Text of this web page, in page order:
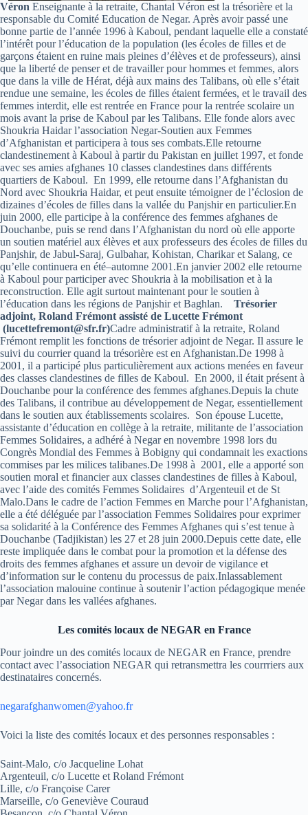
Véron Enseignante à la retraite, Chantal Véron est la trésorière et la
responsable du Comité Education de Negar. Après avoir passé une
bonne partie de l’année 1996 à Kaboul, pendant laquelle elle a constaté
l’intérêt pour l’éducation de la population (les écoles de filles et de
garçons étaient en ruine mais pleines d’élèves et de professeurs), ainsi
que la liberté de penser et de travailler pour hommes et femmes, alors
que dans la ville de Hérat, déjà aux mains des Talibans, où elle s’était
rendue une semaine, les écoles de filles étaient fermées, et le travail des
femmes interdit, elle est rentrée en France pour la rentrée scolaire un
mois avant la prise de Kaboul par les Talibans. Elle fonde alors avec
Shoukria Haidar l’association Negar-Soutien aux Femmes
d’Afghanistan et participera à tous ses combats.Elle retourne
clandestinement à Kaboul à partir du Pakistan en juillet 1997, et fonde
avec ses amies afghanes 10 classes clandestines dans différents
quartiers de Kaboul. En 1999, elle retourne dans l’Afghanistan du
Nord avec Shoukria Haidar, et peut ensuite témoigner de l’éclosion de
dizaines d’écoles de filles dans la vallée du Panjshir en particulier.En
juin 2000, elle participe à la conférence des femmes afghanes de
Douchanbe, puis se rend dans l’Afghanistan du nord où elle apporte
un soutien matériel aux élèves et aux professeurs des écoles de filles du
Panjshir, de Jabul-Saraj, Gulbahar, Kohistan, Charikar et Salang, ce
qu’elle continuera en été–automne 2001.En janvier 2002 elle retourne
à Kaboul pour participer avec Shoukria à la mobilisation et à la
reconstruction. Elle agit surtout maintenant pour le soutien à
l’éducation dans les régions de Panjshir et Baghlan. Trésorier
adjoint, Roland Frémont assisté de Lucette Frémont
(lucettefremont@sfr.fr)Cadre administratif à la retraite, Roland
Frémont remplit les fonctions de trésorier adjoint de Negar. Il assure le
suivi du courrier quand la trésorière est en Afghanistan.De 1998 à
2001, il a participé plus particulièrement aux actions menées en faveur
des classes clandestines de filles de Kaboul. En 2000, il était présent à
Douchanbe pour la conférence des femmes afghanes.Depuis la chute
des Talibans, il contribue au développement de Negar, essentiellement
dans le soutien aux établissements scolaires. Son épouse Lucette,
assistante d’éducation en collège à la retraite, militante de l’association
Femmes Solidaires, a adhéré à Negar en novembre 1998 lors du
Congrès Mondial des Femmes à Bobigny qui condamnait les exactions
commises par les milices talibanes.De 1998 à 2001, elle a apporté son
soutien moral et financier aux classes clandestines de filles à Kaboul,
avec l’aide des comités Femmes Solidaires d’Argenteuil et de St
Malo.Dans le cadre de l’action Femmes en Marche pour l’Afghanistan,
elle a été déléguée par l’association Femmes Solidaires pour exprimer
sa solidarité à la Conférence des Femmes Afghanes qui s’est tenue à
Douchanbe (Tadjikistan) les 27 et 28 juin 2000.Depuis cette date, elle
reste impliquée dans le combat pour la promotion et la défense des
droits des femmes afghanes et assure un devoir de vigilance et
d’information sur le contenu du processus de paix.Inlassablement
l’association malouine continue à soutenir l’action pédagogique menée
par Negar dans les vallées afghanes.
Les comités locaux de NEGAR en France
Pour joindre un des comités locaux de NEGAR en France, prendre
contact avec l’association NEGAR qui retransmettra les courrriers aux
destinataires concernés.
negarafghanwomen@yahoo.fr
Voici la liste des comités locaux et des personnes responsables :
Saint-Malo, c/o Jacqueline Lohat
Argenteuil, c/o Lucette et Roland Frémont
Lille, c/o Françoise Carer
Marseille, c/o Geneviève Couraud